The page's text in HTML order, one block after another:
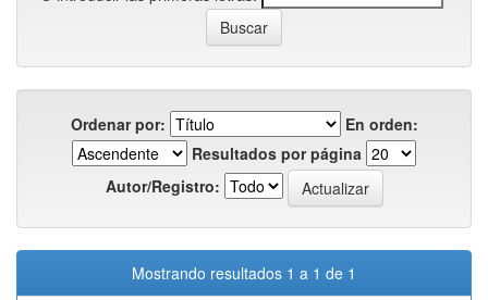
Ordenar por:
En orden:
Resultados por página
Autor/Registro:
Mostrando resultados 1 a 1 de 1